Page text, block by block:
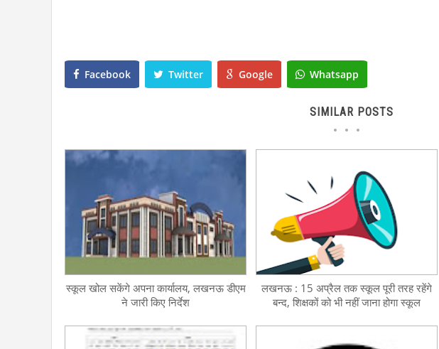
Facebook Twitter Google Whatsapp
SIMILAR POSTS
स्कूल खोल सकेंगे अपना कार्यालय, लखनऊ डीएम
ने जारी किए निर्देश
लखनऊ : 15 अप्रैल तक स्कूल पूरी तरह रहेंगे
बन्द, शिक्षकों को भी नहीं जाना होगा स्कूल